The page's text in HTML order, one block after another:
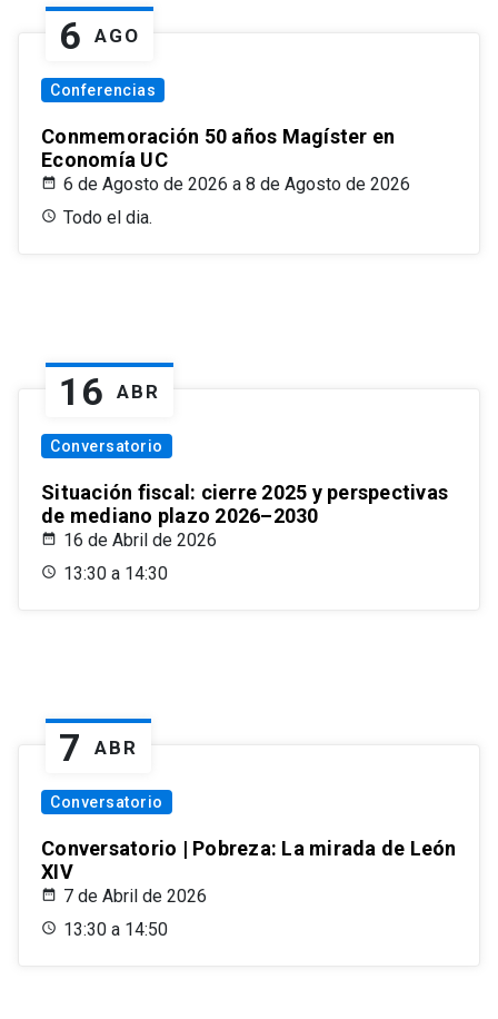
6 AGO
Conferencias
Conmemoración 50 años Magíster en
Economía UC
6 de Agosto de 2026 a 8 de Agosto de 2026
Todo el dia.
16 ABR
Conversatorio
Situación fiscal: cierre 2025 y perspectivas
de mediano plazo 2026–2030
16 de Abril de 2026
13:30 a 14:30
7 ABR
Conversatorio
Conversatorio | Pobreza: La mirada de León
XIV
7 de Abril de 2026
13:30 a 14:50